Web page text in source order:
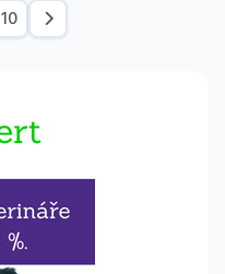
10